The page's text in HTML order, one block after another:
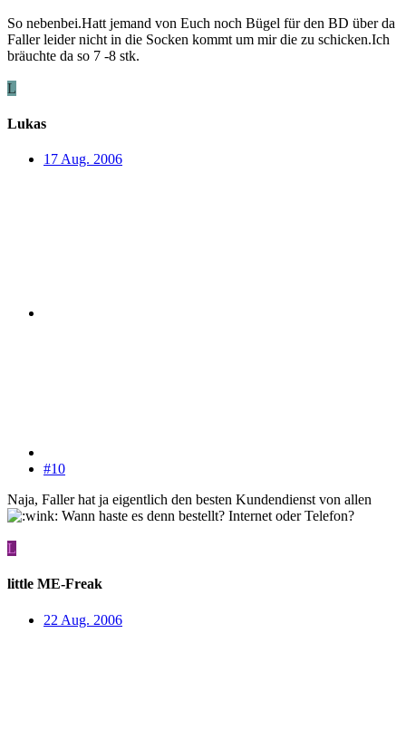
So nebenbei.Hatt jemand von Euch noch Bügel für den BD über da
Faller leider nicht in die Socken kommt um mir die zu schicken.Ich
bräuchte da so 7 -8 stk.
L
Lukas
17 Aug. 2006
#10
Naja, Faller hat ja eigentlich den besten Kundendienst von allen
Wann haste es denn bestellt? Internet oder Telefon?
L
little ME-Freak
22 Aug. 2006